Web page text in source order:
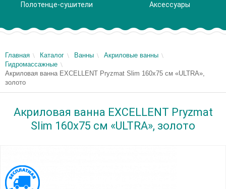
Полотенце-сушители Аксессуары
Главная Каталог Ванны
Акриловые ванны
Гидромассажные
Акриловая ванна EXCELLENT Pryzmat Slim 160x75 см «ULTRA»,
золото
Акриловая ванна EXCELLENT Pryzmat
Slim 160x75 см «ULTRA», золото